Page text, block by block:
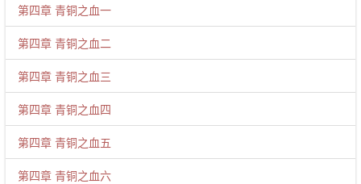
第四章 青铜之血一
第四章 青铜之血二
第四章 青铜之血三
第四章 青铜之血四
第四章 青铜之血五
第四章 青铜之血六